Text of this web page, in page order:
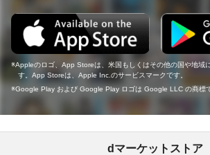
Appleのロゴ、App Storeは、米国もしくはその他の国や地域
す。App Storeは、Apple Inc.のサービスマークです。
Google Play および Google Play ロゴは Google LLC の商標で
dマーケットストア